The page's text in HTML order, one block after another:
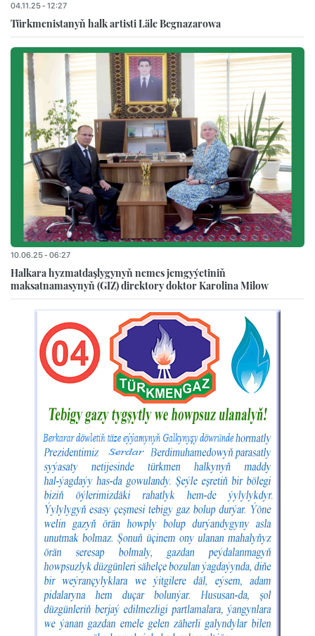
04.11.25 - 12:27
Türkmenistanyň halk artisti Läle Begnazarowa
10.06.25 - 06:27
Halkara hyzmatdaşlygynyň nemes jemgyýetiniň
maksatnamasynyň (GIZ) direktory doktor Karolina Milow